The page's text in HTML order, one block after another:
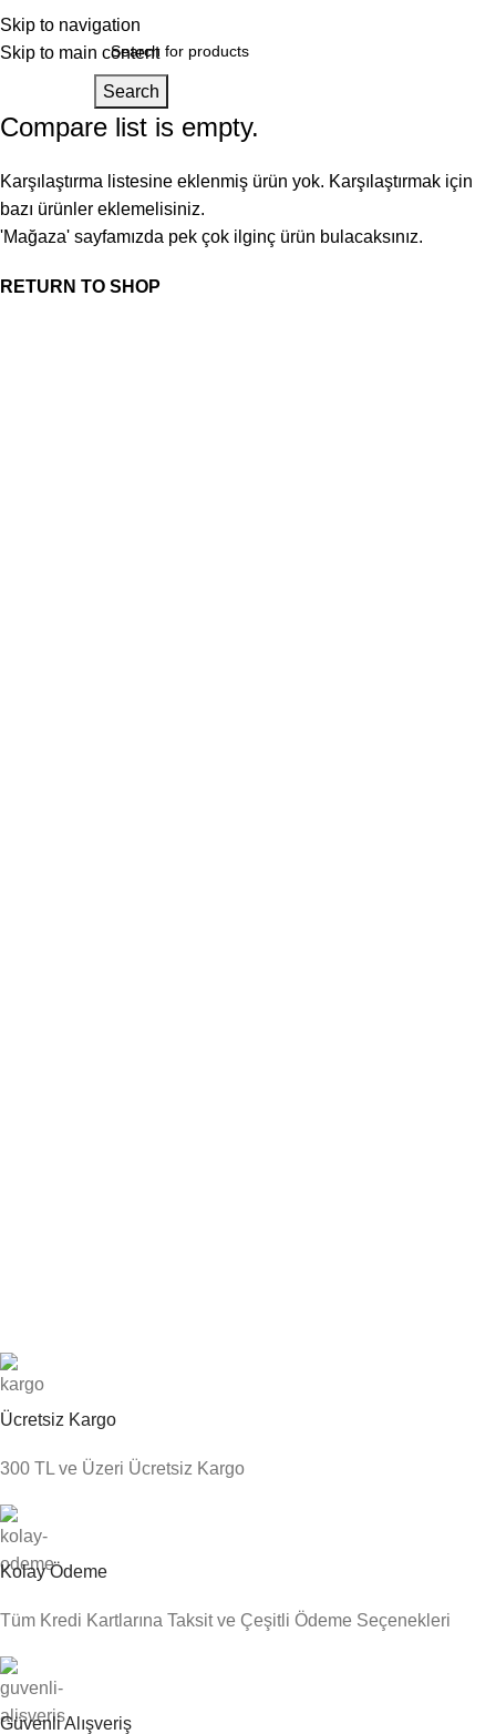
Skip to navigation
Skip to main content
Search
Compare list is empty.
Karşılaştırma listesine eklenmiş ürün yok. Karşılaştırmak için
bazı ürünler eklemelisiniz.
'Mağaza' sayfamızda pek çok ilginç ürün bulacaksınız.
RETURN TO SHOP
Ücretsiz Kargo
300 TL ve Üzeri Ücretsiz Kargo
Kolay Ödeme
Tüm Kredi Kartlarına Taksit ve Çeşitli Ödeme Seçenekleri
Güvenli Alışveriş